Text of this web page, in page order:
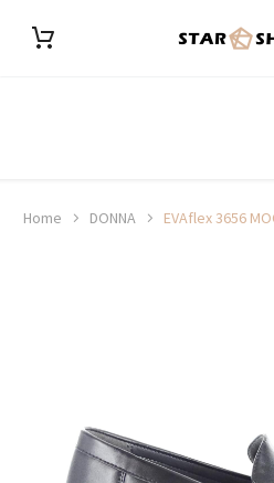
Home DONNA EVAflex 3656